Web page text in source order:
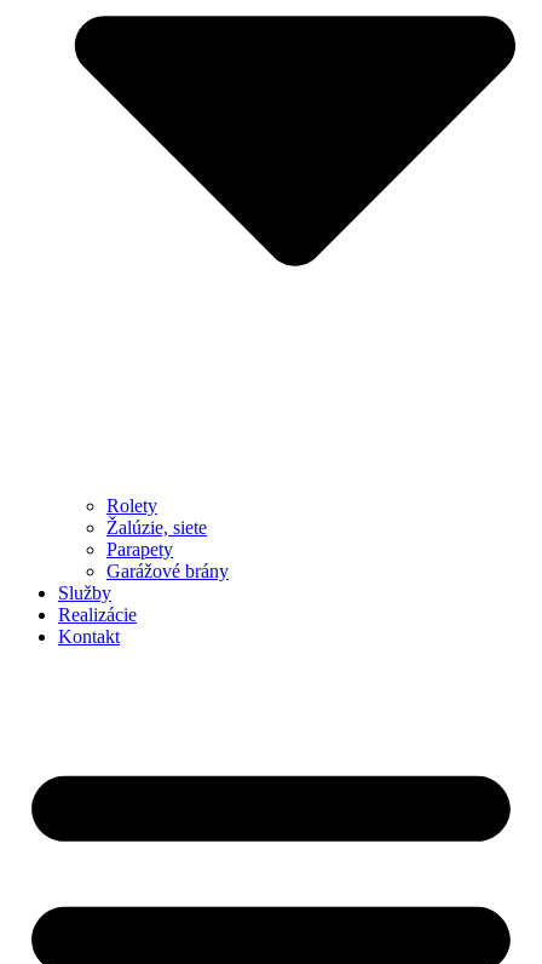
Rolety
Žalúzie, siete
Parapety
Garážové brány
Služby
Realizácie
Kontakt